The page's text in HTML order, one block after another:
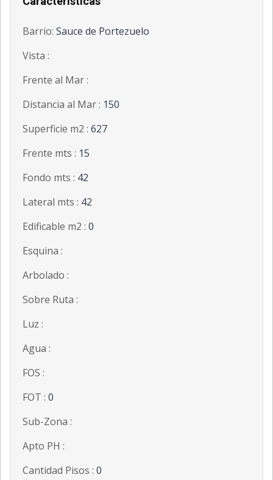
Barrio: Sauce de Portezuelo
Vista :
Frente al Mar :
Distancia al Mar : 150
Superficie m2 : 627
Frente mts : 15
Fondo mts : 42
Lateral mts : 42
Edificable m2 : 0
Esquina :
Arbolado :
Sobre Ruta :
Luz :
Agua :
FOS :
FOT : 0
Sub-Zona :
Apto PH :
Cantidad Pisos : 0